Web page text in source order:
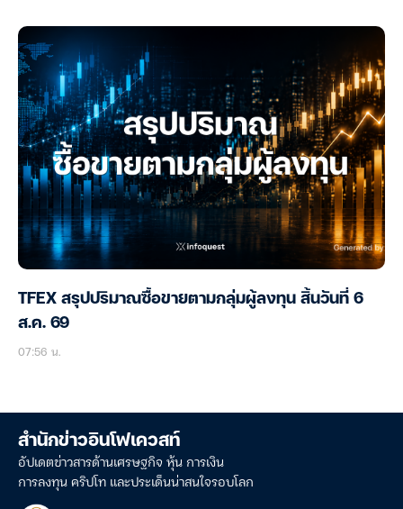
TFEX สรุปปริมาณซื้อขายตามกลุ่มผู้ลงทุน สิ้นวันที่ 6
ส.ค. 69
07:56 น.
สำนักข่าวอินโฟเควสท์
อัปเดตข่าวสารด้านเศรษฐกิจ หุ้น การเงิน
การลงทุน คริปโท และประเด็นน่าสนใจรอบโลก